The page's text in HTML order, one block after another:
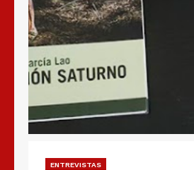
ENTREVISTAS